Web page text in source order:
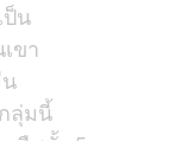
ป็น
ขา
ลุ่มนี้